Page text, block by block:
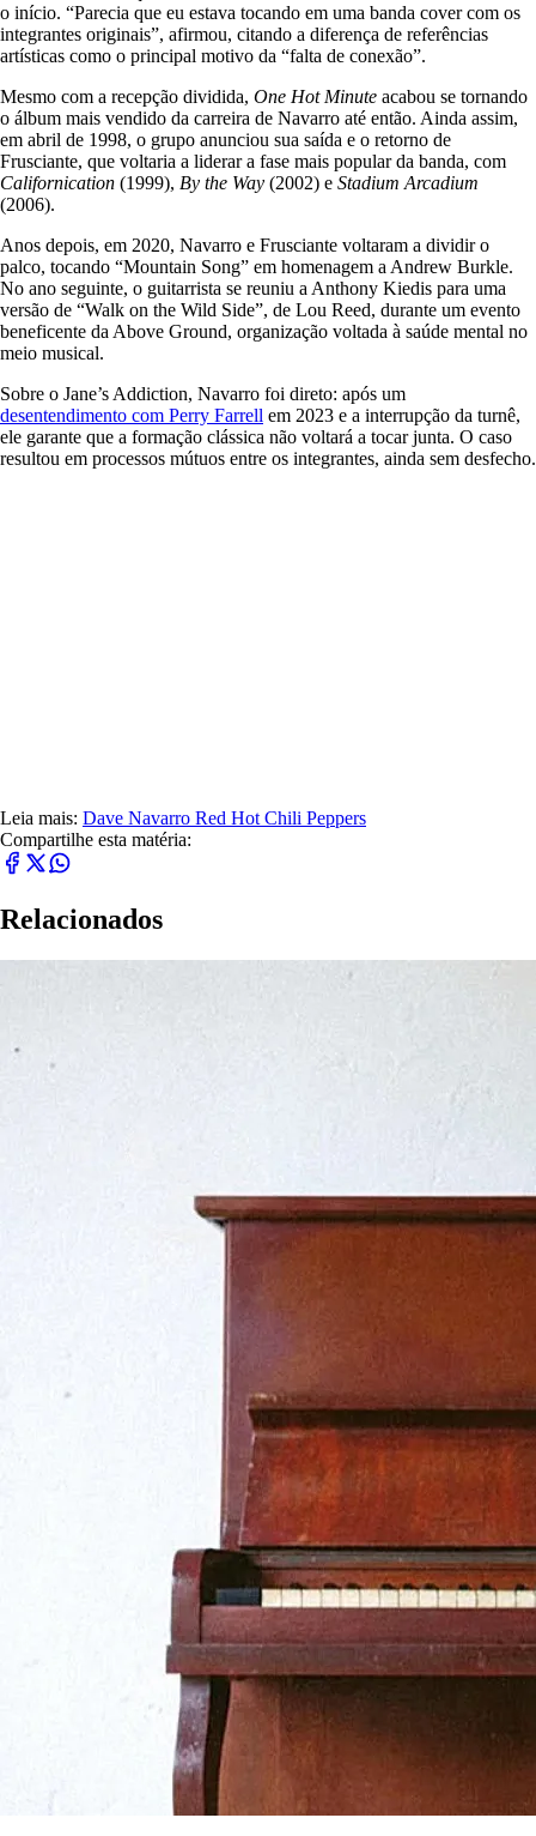
o início. “Parecia que eu estava tocando em uma banda cover com os
integrantes originais”, afirmou, citando a diferença de referências
artísticas como o principal motivo da “falta de conexão”.
Mesmo com a recepção dividida, One Hot Minute acabou se tornando
o álbum mais vendido da carreira de Navarro até então. Ainda assim,
em abril de 1998, o grupo anunciou sua saída e o retorno de
Frusciante, que voltaria a liderar a fase mais popular da banda, com
Californication (1999), By the Way (2002) e Stadium Arcadium
(2006).
Anos depois, em 2020, Navarro e Frusciante voltaram a dividir o
palco, tocando “Mountain Song” em homenagem a Andrew Burkle.
No ano seguinte, o guitarrista se reuniu a Anthony Kiedis para uma
versão de “Walk on the Wild Side”, de Lou Reed, durante um evento
beneficente da Above Ground, organização voltada à saúde mental no
meio musical.
Sobre o Jane’s Addiction, Navarro foi direto: após um
desentendimento com Perry Farrell em 2023 e a interrupção da turnê,
ele garante que a formação clássica não voltará a tocar junta. O caso
resultou em processos mútuos entre os integrantes, ainda sem desfecho.
Leia mais: Dave Navarro Red Hot Chili Peppers
Compartilhe esta matéria:
Relacionados